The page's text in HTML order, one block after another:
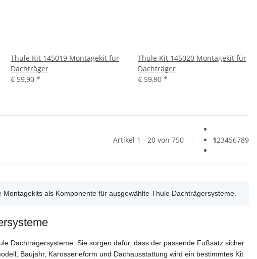
Thule Kit 145019 Montagekit für
Dachträger
€ 59,90 *
Thule Kit 145020 Montagekit für
Dachträger
€ 59,90 *
Artikel 1 - 20 von 750 123456789
als Komponente für ausgewählte Thule Dachträgersysteme.
Dachträgersysteme. Sie sorgen dafür, dass der passende Fußsatz sicher
Baujahr, Karosserieform und Dachausstattung wird ein bestimmtes Kit